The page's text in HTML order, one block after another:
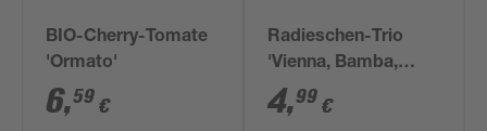
BIO-Cherry-Tomate
'Ormato'
6,59 €
Radieschen-Trio
'Vienna, Bamba,
Rampouch'
Saatband 5 m
4,99 €